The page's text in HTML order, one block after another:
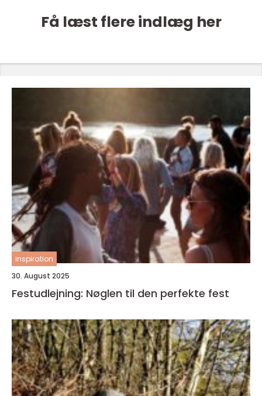
Få læst flere indlæg her
inspiration
30. August 2025
Festudlejning: Nøglen til den perfekte fest